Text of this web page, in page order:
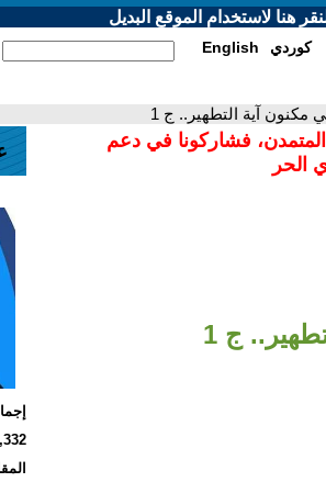
هنا لاستخدام الموقع البديل
English كوردي
مكنون آية التطهير.. ج 1
المتمدن، فشاركونا في دعم
الحر
ج 1